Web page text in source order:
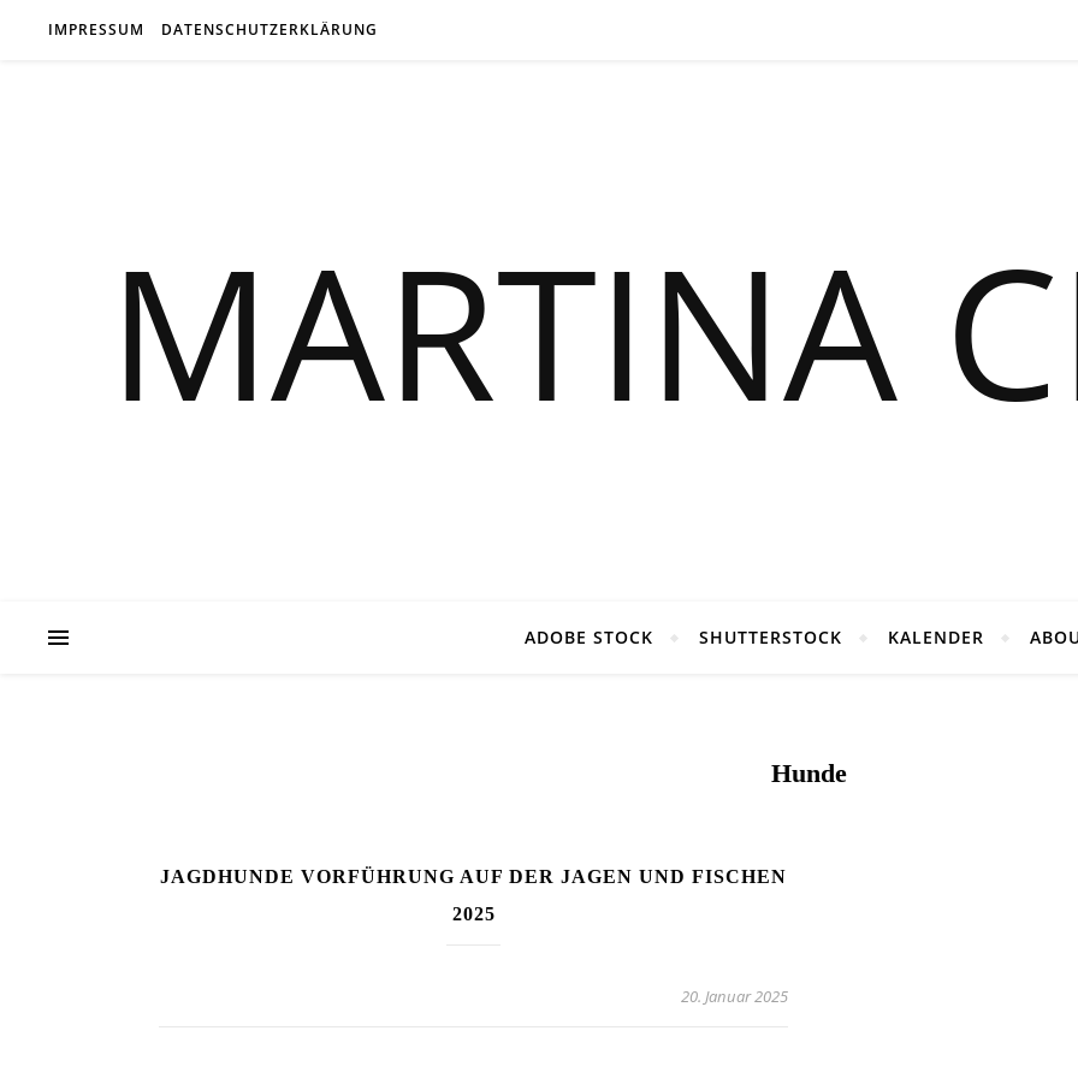
IMPRESSUM DATENSCHUTZERKLÄRUNG
MARTINA
ADOBE STOCK SHUTTERSTOCK KALENDER
Hunde
JAGDHUNDE VORFÜHRUNG AUF DER JAGEN UND FISCHEN
2025
20. Januar 2025